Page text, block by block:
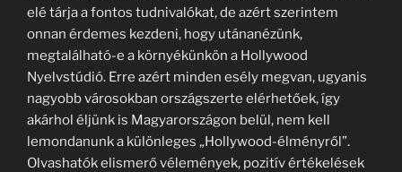
elé tárja a fontos tudnivalókat, de azért szerintem
onnan érdemes kezdeni, hogy utánanézünk,
megtalálható-e a környékünkön a Hollywood
Nyelvstúdió. Erre azért minden esély megvan, ugyanis
nagyobb városokban országszerte elérhetőek, így
akárhol éljünk is Magyarországon belül, nem kell
lemondanunk a különleges „Hollywood-élményről”.
Olvashatók elismerő vélemények, pozitív értékelések